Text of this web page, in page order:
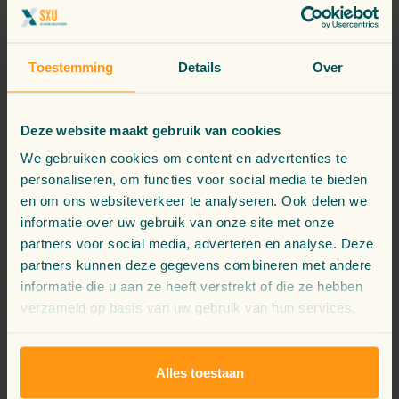
Toestemming Details Over
Deze website maakt gebruik van cookies
We gebruiken cookies om content en advertenties te
personaliseren, om functies voor social media te bieden
en om ons websiteverkeer te analyseren. Ook delen we
informatie over uw gebruik van onze site met onze
partners voor social media, adverteren en analyse. Deze
partners kunnen deze gegevens combineren met andere
informatie die u aan ze heeft verstrekt of die ze hebben
verzameld op basis van uw gebruik van hun services.
Alles toestaan